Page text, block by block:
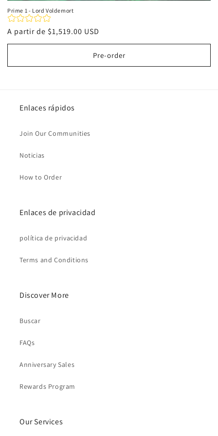
Prime 1 - Lord Voldemort
Precio
habitual
A partir de $1,519.00 USD
Pre-order
Enlaces rápidos
Join Our Communities
Noticias
How to Order
Enlaces de privacidad
política de privacidad
Terms and Conditions
Discover More
Buscar
FAQs
Anniversary Sales
Rewards Program
Our Services